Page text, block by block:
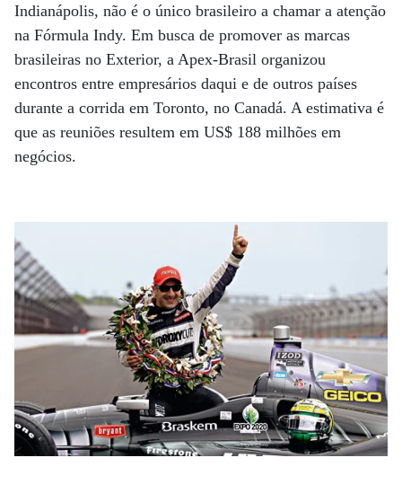
Indianápolis, não é o único brasileiro a chamar a atenção
na Fórmula Indy. Em busca de promover as marcas
brasileiras no Exterior, a Apex-Brasil organizou
encontros entre empresários daqui e de outros países
durante a corrida em Toronto, no Canadá. A estimativa é
que as reuniões resultem em US$ 188 milhões em
negócios.